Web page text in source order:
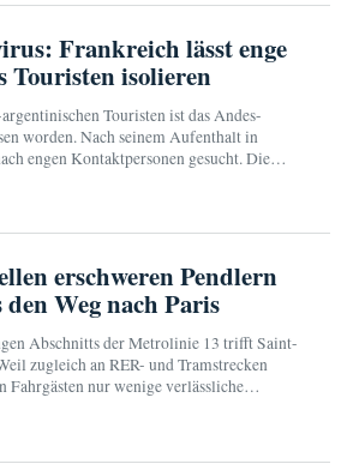
Frankreich lässt enge
Touristen isolieren
Touristen ist das Andes-
worden. Nach seinem Aufenthalt in
engen Kontaktpersonen gesucht. Die
erschweren Pendlern
Weg nach Paris
Abschnitts der Metrolinie 13 trifft Saint-
zugleich an RER- und Tramstrecken
Fahrgästen nur wenige verlässliche